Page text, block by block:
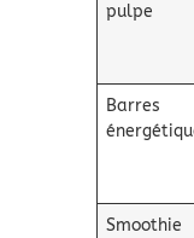
pulpe
Barres
Smoothie